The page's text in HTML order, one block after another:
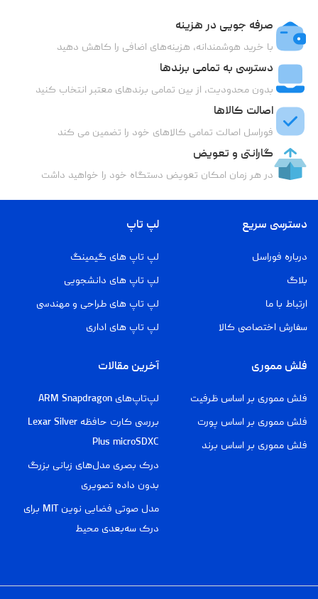
صرفه جویی در هزینه
با خرید هوشمندانه، هزینه‌های اضافی را کاهش دهید
دسترسی به تمامی برندها
بدون محدودیت، از بین تمامی برندهای معتبر انتخاب کنید
اصالت کالاها
فوراسل اصالت تمامی کالاهای خود را تضمین می کند
گارانتی و تعویض
در هر زمان امکان تعویض دستگاه خود را خواهید داشت
دسترسی سریع
درباره فوراسل
بلاگ
ارتباط با ما
سفارش اختصاصی کالا
لپ تاپ
لپ تاپ های گیمینگ
لپ تاپ های دانشجویی
لپ تاپ های طراحی و مهندسی
لپ تاپ های اداری
فلش مموری
فلش مموری بر اساس ظرفیت
فلش مموری بر اساس پورت
فلش مموری بر اساس برند
آخرین مقالات
لپ‌تاپ‌های ARM Snapdragon
بررسی کارت حافظه Lexar Silver
Plus microSDXC
درک بصری مدل‌های زبانی بزرگ
بدون داده تصویری
مدل صوتی فضایی نوین MIT برای
درک سه‌بعدی محیط